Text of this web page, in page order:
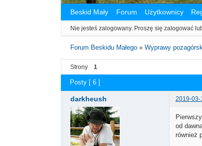
Beskid Mały Forum Użytkownicy
Nie jesteś zalogowany. Proszę się zalogować
Forum Beskidu Małego »Wyprawy
Strony 1
Posty [ 6 ]
darkheush 2019-03-
od
również